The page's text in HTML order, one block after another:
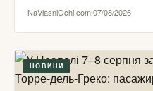
NaVlasniOchi.com07/08/2026
НОВИНИ